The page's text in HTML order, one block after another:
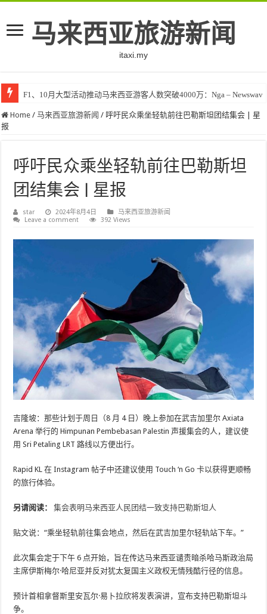
马来西亚旅游新闻
itaxi.my
F1、10月大型活动推动马来西亚游客人数突破4000万：Nga – Newswav
Home / 马来西亚旅游新闻 / 呼吁民众乘坐轻轨前往巴勒斯坦团结集会 | 星
报
呼吁民众乘坐轻轨前往巴勒斯坦
团结集会 | 星报
star 2024年8月4日
马来西亚旅游新闻
Leave a comment
392 Views
吉隆坡：那些计划于周日（8 月 4 日）晚上参加在武吉加里尔 Axiata
Arena 举行的 Himpunan Pembebasan Palestin 声援集会的人，建议使
用 Sri Petaling LRT 路线以方便出行。
Rapid KL 在 Instagram 帖子中还建议使用 Touch ‘n Go 卡以获得更顺畅
的旅行体验。
另请阅读： 集会表明马来西亚人民团结一致支持巴勒斯坦人
贴文说：“乘坐轻轨前往集会地点，然后在武吉加里尔轻轨站下车。”
此次集会定于下午 6 点开始，旨在传达马来西亚谴责暗杀哈马斯政治局
主席伊斯梅尔·哈尼亚并反对犹太复国主义政权无情残酷行径的信息。
预计首相拿督斯里安瓦尔·易卜拉欣将发表演讲，宣布支持巴勒斯坦斗
争。